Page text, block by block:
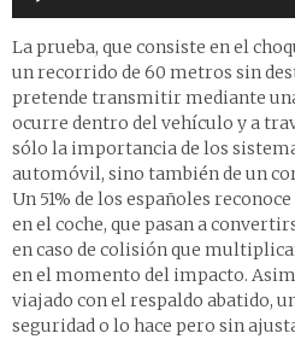
La prueba, que consiste en el
un recorrido de 60 metros sin
pretende transmitir mediante
ocurre dentro del vehículo y a
sólo la importancia de los
automóvil, sino también de un
Un 51% de los españoles
en el coche, que pasan a
en caso de colisión que
en el momento del impacto.
viajado con el respaldo abatido,
seguridad o lo hace pero sin